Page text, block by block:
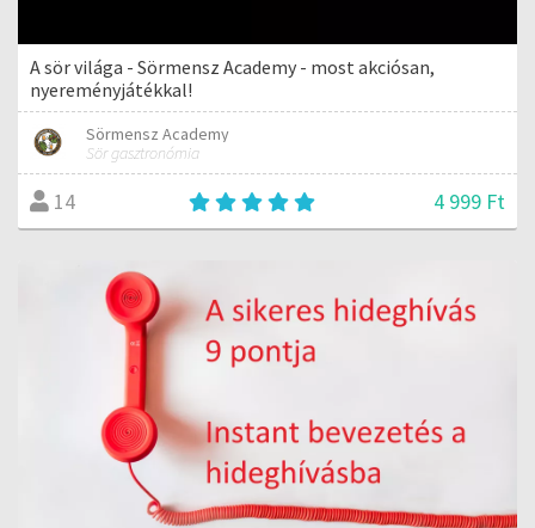
A sör világa - Sörmensz Academy - most akciósan,
nyereményjátékkal!
Sörmensz Academy
Sör gasztronómia
14 4 999 Ft